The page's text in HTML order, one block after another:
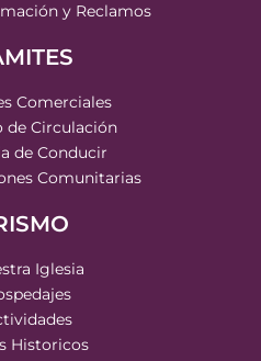
y Reclamos
Comerciales
de Circulación
de Conducir
Comunitarias
Iglesia
Historicos